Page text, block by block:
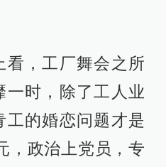
看，工厂舞会之所
一时，除了工人业
的婚恋问题才是
，政治上党员，专